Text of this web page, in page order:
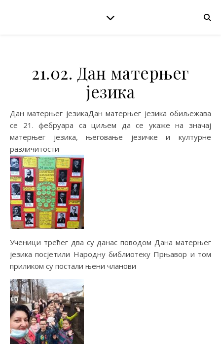
21.02. Дан матерњег
језика
Дан матерњег језикаДан матерњег језика обиљежава
се 21. фебруара са циљем да се укаже на значај
матерњег језика, његовање језичке и културне
различитости
Ученици трећег два су данас поводом Дана матерњег
језика посјетили Народну библиотеку Прњавор и том
приликом су постали њени чланови